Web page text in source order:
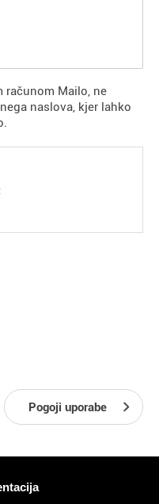
računom Mailo, ne
naslova, kjer lahko
Pogoji uporabe